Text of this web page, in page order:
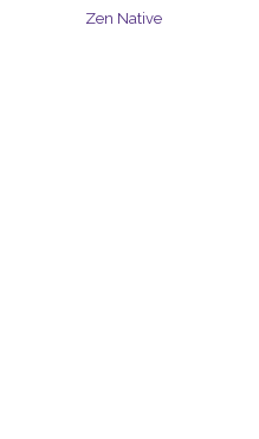
Zen Native